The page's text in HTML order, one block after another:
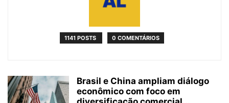
1141 POSTS 0 COMENTÁRIOS
Brasil e China ampliam diálogo
econômico com foco em